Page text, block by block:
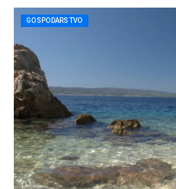
GOSPODARSTVO